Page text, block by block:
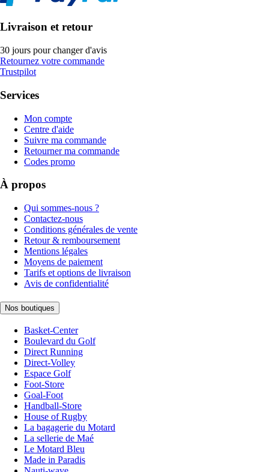
Livraison et retour
30 jours pour changer d'avis
Retournez votre commande
Trustpilot
Services
Mon compte
Centre d'aide
Suivre ma commande
Retourner ma commande
Codes promo
À propos
Qui sommes-nous ?
Contactez-nous
Conditions générales de vente
Retour & remboursement
Mentions légales
Moyens de paiement
Tarifs et options de livraison
Avis de confidentialité
Nos boutiques
Basket-Center
Boulevard du Golf
Direct Running
Direct-Volley
Espace Golf
Foot-Store
Goal-Foot
Handball-Store
House of Rugby
La bagagerie du Motard
La sellerie de Maé
Le Motard Bleu
Made in Paradis